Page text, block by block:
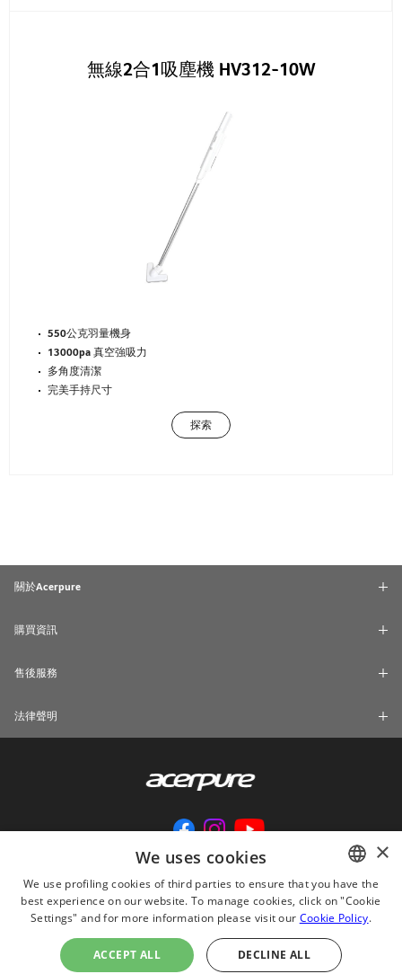
無線2合1吸塵機 HV312-10W
550公克羽量機身
13000pa 真空強吸力
多角度清潔
完美手持尺寸
探索
關於Acerpure
購買資訊
售後服務
法律聲明
© 2024 Acerpure Inc.
使用Internet Explorer 11、Chrome及較新版本之瀏覽器瀏覽本網站的效果最
佳。
ENGLISH
JAPANESE
×
We uses cookies
We use profiling cookies of third parties to ensure that you have the
best experience on our website. To manage cookies, click on "Cookie
Settings" and for more information please visit our Cookie Policy.
ACCEPT ALL DECLINE ALL